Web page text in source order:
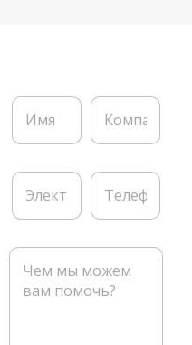
И
я
К
м
а
я
Э
е
т
Т
л
ф
о
н
С